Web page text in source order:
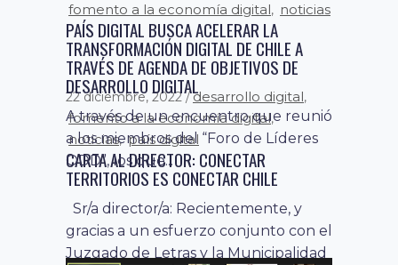
fomento a la economía digital, noticias
PAÍS DIGITAL BUSCA ACELERAR LA
TRANSFORMACIÓN DIGITAL DE CHILE A
TRAVÉS DE AGENDA DE OBJETIVOS DE
DESARROLLO DIGITAL
A través de un encuentro que reunió
a los miembros del “Foro de Líderes
ODD”, los que...
22 diciembre, 2022 desarrollo digital
noticias,país digital
CARTA AL DIRECTOR: FAKE NEWS EN UN
MUNDO GLOBALIZADO
Señor Director: Recientemente, a raíz
del viaje de la Ministra Vallejo a
Europa para participar de un foro